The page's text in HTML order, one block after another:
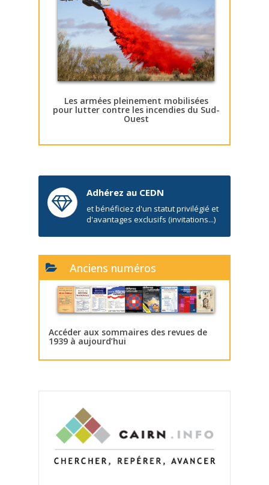
Les armées pleinement mobilisées
pour lutter contre les incendies du Sud-
Ouest
Adhérez au CEDN
et bénéficiez d'un statut privilégié et
d'avantages exclusifs (invitations...)
Anciens numéros
Accéder aux sommaires des revues de
1939 à aujourd’hui